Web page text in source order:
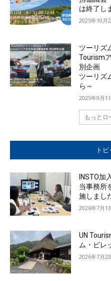
は終了し
2025年10月
ツーリズ
Tourism
別企画
ツーリズ
ら～
2025年9月
もっとロ
ト
INSTO加
当事務所
施しまし
2026年7月
UN
ム・ビレ
2026年7月